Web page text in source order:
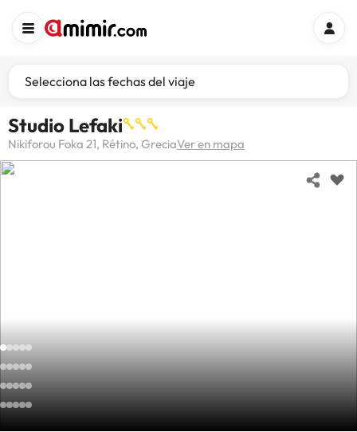
Selecciona las fechas del viaje
Studio Lefaki
Nikiforou Foka 21, Rétino, GreciaVer en mapa